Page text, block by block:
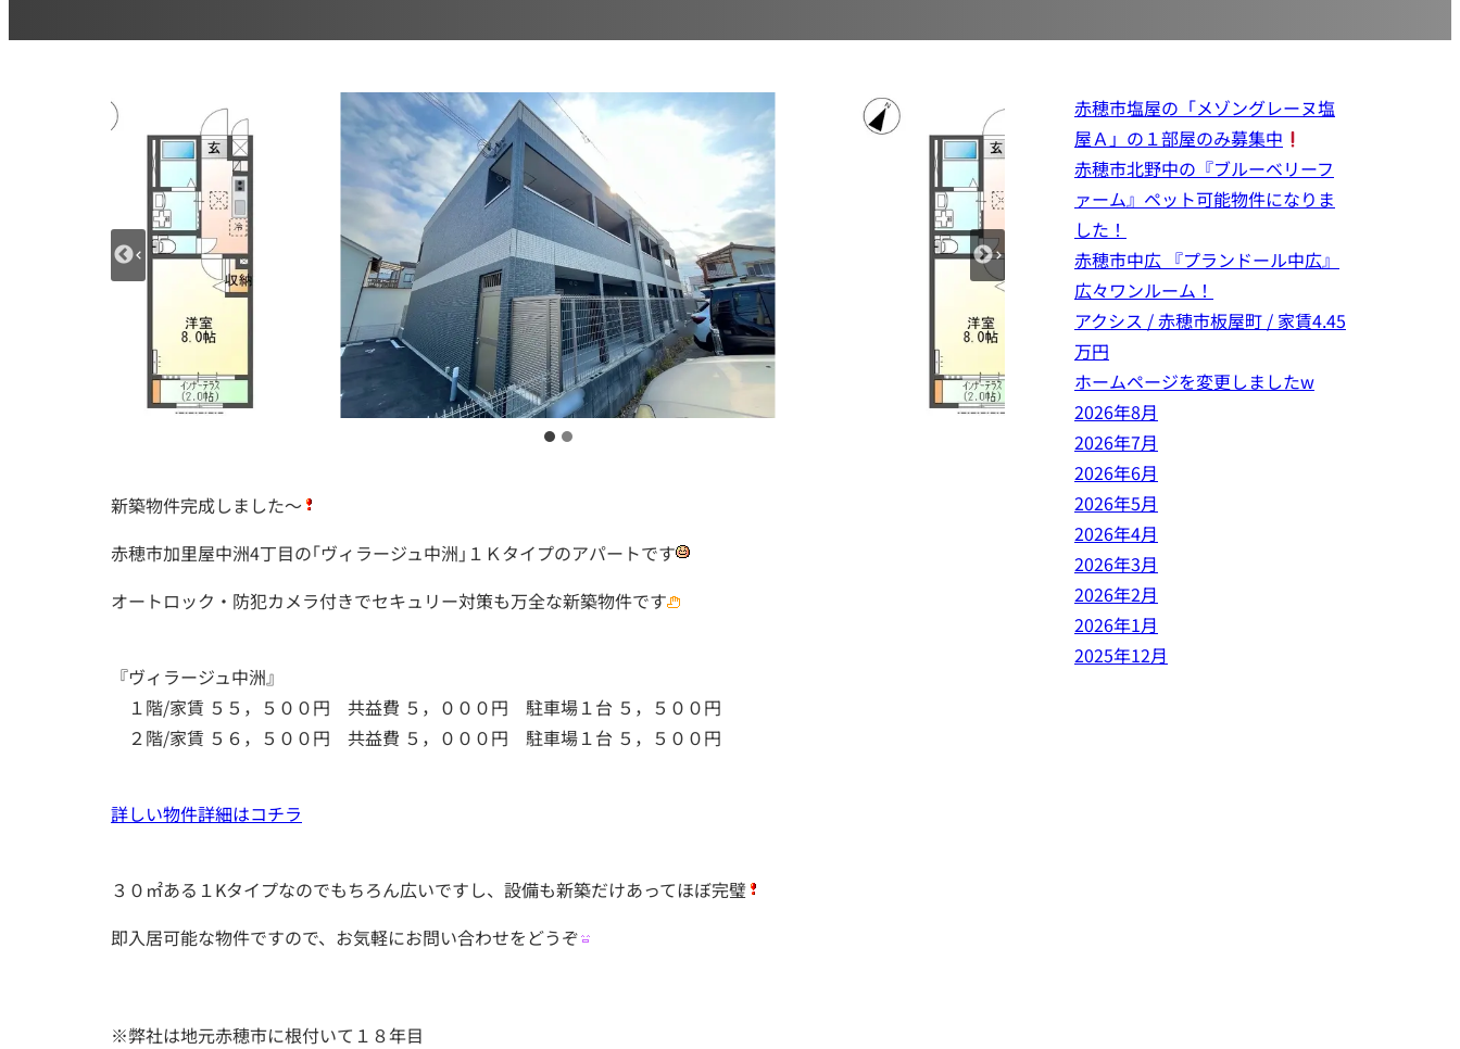
新築物件完成しました～
赤穂市加里屋中洲4丁目の｢ヴィラージュ中洲｣１Ｋタイプのアパートです
オートロック・防犯カメラ付きでセキュリー対策も万全な新築物件です
『ヴィラージュ中洲』
１階/家賃 ５５，５００円 共益費 ５，０００円 駐車場１台 ５，５００円
２階/家賃 ５６，５００円 共益費 ５，０００円 駐車場１台 ５，５００円
詳しい物件詳細はコチラ
３０㎡ある１Kタイプなのでもちろん広いですし、設備も新築だけあってほぼ完璧
即入居可能な物件ですので、お気軽にお問い合わせをどうぞ
※弊社は地元赤穂市に根付いて１８年目
赤穂市塩屋の「メゾングレーヌ塩
屋Ａ」の１部屋のみ募集中
赤穂市北野中の『ブルーベリーフ
ァーム』ペット可能物件になりま
した！
赤穂市中広 『プランドール中広』
広々ワンルーム！
アクシス / 赤穂市板屋町 / 家賃4.45
万円
ホームページを変更しましたw
2026年8月
2026年7月
2026年6月
2026年5月
2026年4月
2026年3月
2026年2月
2026年1月
2025年12月